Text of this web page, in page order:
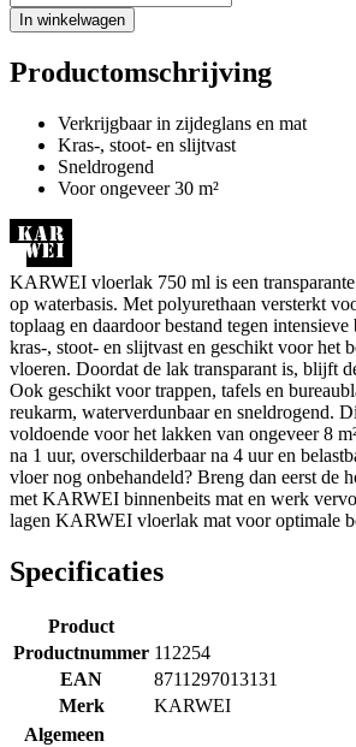
In winkelwagen
Productomschrijving
Verkrijgbaar in zijdeglans en mat
Kras-, stoot- en slijtvast
Sneldrogend
Voor ongeveer 30 m²
KARWEI vloerlak 750 ml is een
op waterbasis. Met polyurethaan versterkt
toplaag en daardoor bestand tegen
kras-, stoot- en slijtvast en geschikt voor het
vloeren. Doordat de lak transparant is, blijft
Ook geschikt voor trappen, tafels en
reukarm, waterverdunbaar en sneldrogend.
voldoende voor het lakken van ongeveer 8
na 1 uur, overschilderbaar na 4 uur en
vloer nog onbehandeld? Breng dan eerst de
met KARWEI binnenbeits mat en werk
lagen KARWEI vloerlak mat voor optimale
Specificaties
Product
Productnummer 112254
EAN
8711297013131
Merk
KARWEI
Algemeen